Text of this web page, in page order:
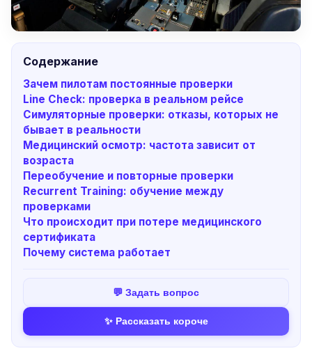
Содержание
Зачем пилотам постоянные проверки
Line Check: проверка в реальном рейсе
Симуляторные проверки: отказы, которых не
бывает в реальности
Медицинский осмотр: частота зависит от
возраста
Переобучение и повторные проверки
Recurrent Training: обучение между
проверками
Что происходит при потере медицинского
сертификата
Почему система работает
💬 Задать вопрос
✨ Рассказать короче